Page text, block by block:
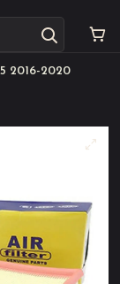
2016-2020